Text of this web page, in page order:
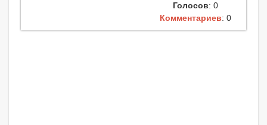
Голосов: 0
Комментариев: 0